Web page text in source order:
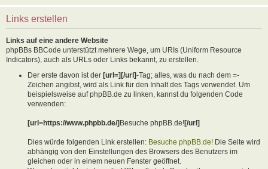
Links erstellen
Links auf eine andere Website
phpBBs BBCode unterstützt mehrere Wege, um URIs (Uniform Resource
Indicators), auch als URLs oder Links bekannt, zu erstellen.
Der erste davon ist der [url=][/url]-Tag; alles, was du nach dem =-
Zeichen angibst, wird als Link für den Inhalt des Tags verwendet. Um
beispielsweise auf phpBB.de zu linken, kannst du folgenden Code
verwenden:
[url=https://www.phpbb.de/]Besuche phpBB.de![/url]
Dies würde folgenden Link erstellen: Besuche phpBB.de! Die Seite wird
abhängig von den Einstellungen des Browsers des Benutzers im
gleichen oder in einem neuen Fenster geöffnet.